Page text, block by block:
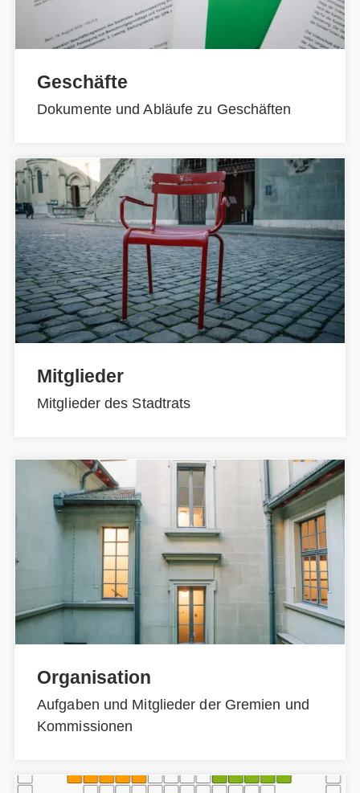
Geschäfte
Dokumente und Abläufe zu Geschäften
Mitglieder
Mitglieder des Stadtrats
Organisation
Aufgaben und Mitglieder der Gremien und
Kommissionen